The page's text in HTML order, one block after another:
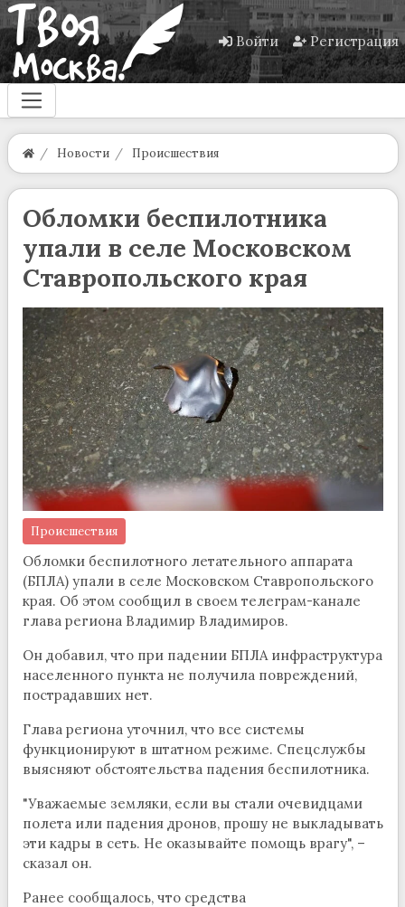
Войти Регистрация
Новости Происшествия
Обломки беспилотника
упали в селе Московском
Ставропольского края
Происшествия
Обломки беспилотного летательного аппарата
(БПЛА) упали в селе Московском Ставропольского
края. Об этом сообщил в своем телеграм-канале
глава региона Владимир Владимиров.
Он добавил, что при падении БПЛА инфраструктура
населенного пункта не получила повреждений,
пострадавших нет.
Глава региона уточнил, что все системы
функционируют в штатном режиме. Спецслужбы
выясняют обстоятельства падения беспилотника.
"Уважаемые земляки, если вы стали очевидцами
полета или падения дронов, прошу не выкладывать
эти кадры в сеть. Не оказывайте помощь врагу", –
сказал он.
Ранее сообщалось, что средства